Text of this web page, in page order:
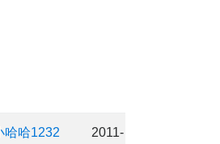
哈哈1232
2011-